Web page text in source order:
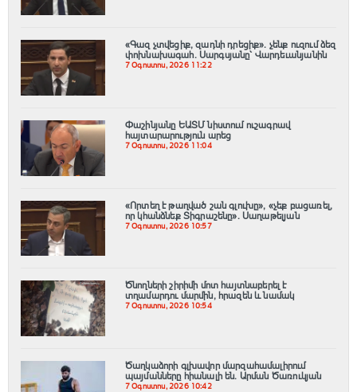
«Գազ չտվեցիք, զադնի դրեցիք». չենք ուզում ձեզ
փոխնախագահ. Սարգսյանը՝ Վարդեւանյանին
7 Օգոստոս, 2026 11:22
Փաշինյանը ԵԱՏՄ նիստում ուշագրավ
հայտարարություն արեց
7 Օգոստոս, 2026 11:04
«Որտեղ է թաղված շան գլուխը», «չեք բացառել,
որ կհանձնեք Տիգրաշենը». Սաղաթելյան
7 Օգոստոս, 2026 10:57
Ծնողների շիրիմի մոտ հայտնաբերել է
տղամարդու մարմին, հրազեն և նամակ
7 Օգոստոս, 2026 10:54
Ծաղկաձորի գլխավոր մարզահամալիրում
պայմանները հիանալի են․ Արման Ծառուկյան
7 Օգոստոս, 2026 10:42